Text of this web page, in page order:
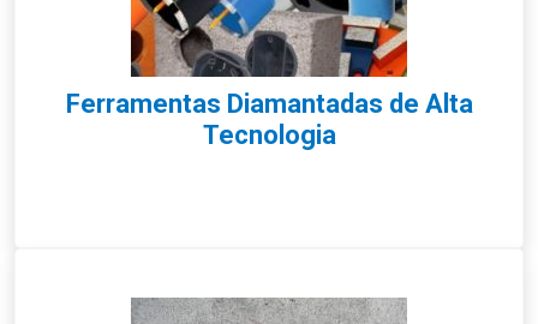
Ferramentas Diamantadas de Alta
Tecnologia